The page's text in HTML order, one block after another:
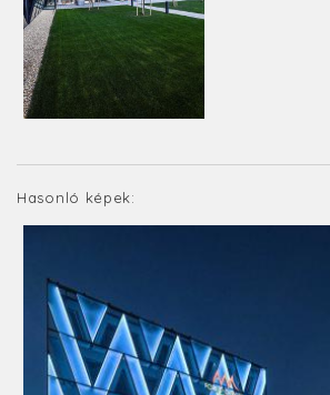
Hasonló képek: